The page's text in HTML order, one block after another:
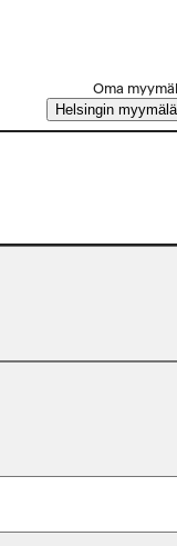
Oma
Helsingin myymälä